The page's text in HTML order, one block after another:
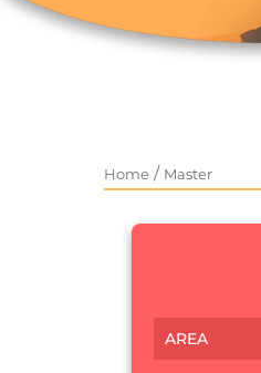
Home / Master
AREA